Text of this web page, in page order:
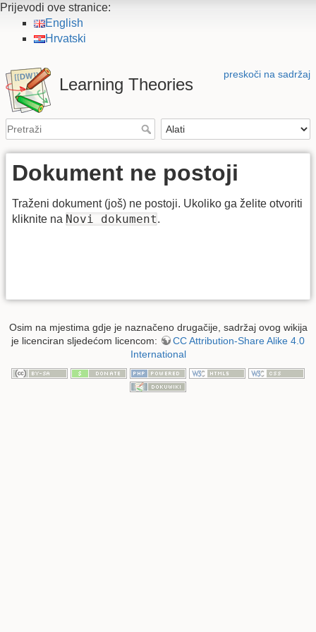
Prijevodi ove stranice:
English
Hrvatski
preskoči na sadržaj
Learning Theories
Dokument ne postoji
Traženi dokument (još) ne postoji. Ukoliko ga želite otvoriti
kliknite na Novi dokument.
Osim na mjestima gdje je naznačeno drugačije, sadržaj ovog wikija
je licenciran sljedećom licencom:
CC Attribution-Share Alike 4.0
International